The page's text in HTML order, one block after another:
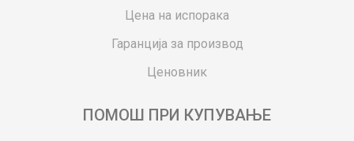
Цена на испорака
Гаранција за производ
Ценовник
ПОМОШ ПРИ КУПУВАЊЕ